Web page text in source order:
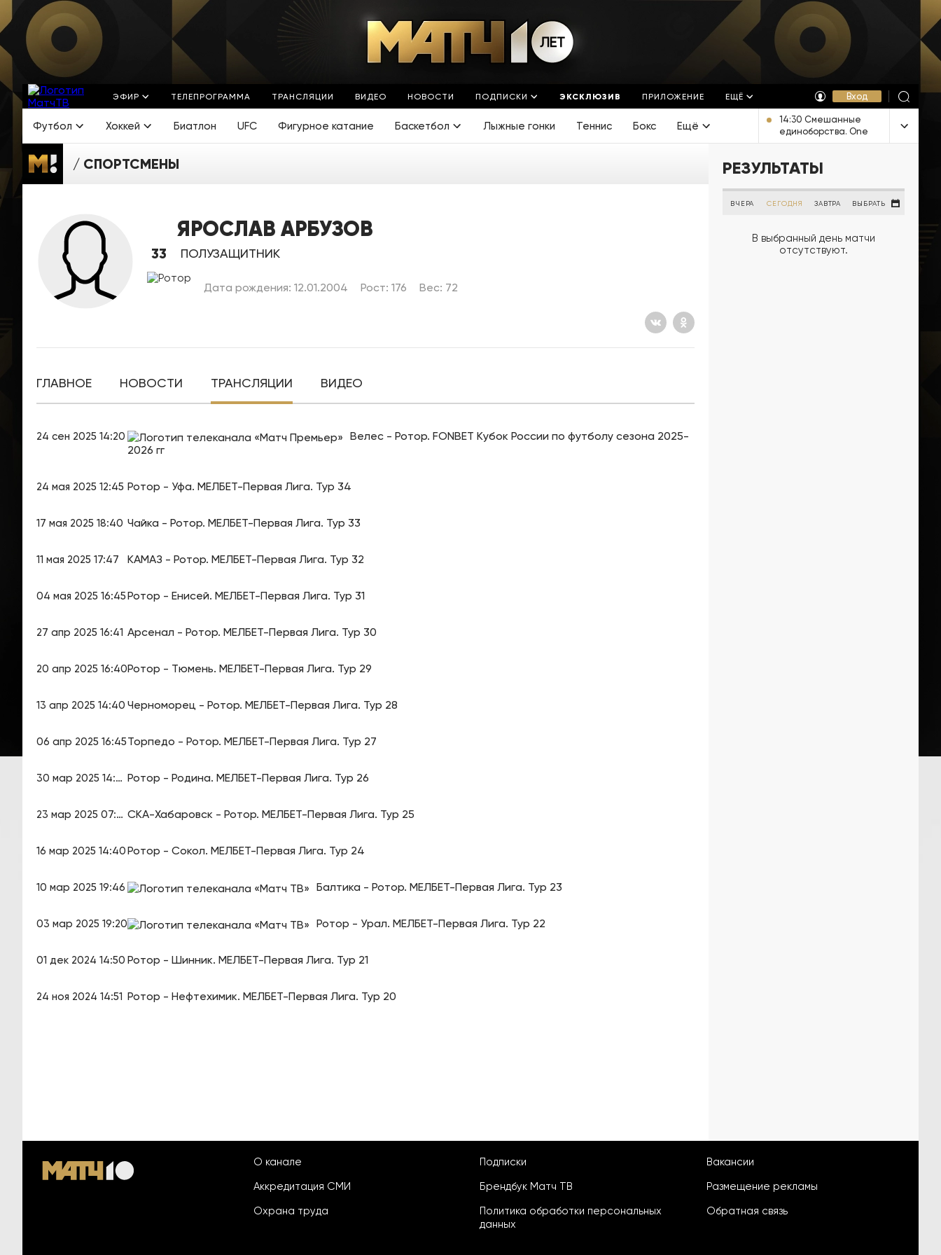
ЭФИР ТЕЛЕПРОГРАММА ТРАНСЛЯЦИИ ВИДЕО НОВОСТИ ПОДПИСКИ ЭКСКЛЮЗИВ ПРИЛОЖЕНИЕ ЕЩЁ Вход
Футбол Хоккей Биатлон UFC Фигурное катание Баскетбол Лыжные гонки Теннис Бокс Ещё
14:30 Смешанные
единоборства. One
FC. Прямая
Таиланда
СПОРТСМЕНЫ
ЯРОСЛАВ АРБУЗОВ
33 ПОЛУЗАЩИТНИК
Дата рождения: 12.01.2004 Рост: 176 Вес: 72
ГЛАВНОЕ НОВОСТИ ТРАНСЛЯЦИИ ВИДЕО
24 сен 2025 14:20
Велес - Ротор. FONBET Кубок России по футболу сезона 2025-
2026 гг
24 мая 2025 12:45 Ротор - Уфа. МЕЛБЕТ-Первая Лига. Тур 34
17 мая 2025 18:40 Чайка - Ротор. МЕЛБЕТ-Первая Лига. Тур 33
11 мая 2025 17:47 КАМАЗ - Ротор. МЕЛБЕТ-Первая Лига. Тур 32
04 мая 2025 16:45Ротор - Енисей. МЕЛБЕТ-Первая Лига. Тур 31
27 апр 2025 16:41 Арсенал - Ротор. МЕЛБЕТ-Первая Лига. Тур 30
20 апр 2025 16:40Ротор - Тюмень. МЕЛБЕТ-Первая Лига. Тур 29
13 апр 2025 14:40 Черноморец - Ротор. МЕЛБЕТ-Первая Лига. Тур 28
06 апр 2025 16:45Торпедо - Ротор. МЕЛБЕТ-Первая Лига. Тур 27
30 мар 2025 14:42 Ротор - Родина. МЕЛБЕТ-Первая Лига. Тур 26
23 мар 2025 07:40 СКА-Хабаровск - Ротор. МЕЛБЕТ-Первая Лига. Тур 25
16 мар 2025 14:40Ротор - Сокол. МЕЛБЕТ-Первая Лига. Тур 24
10 мар 2025 19:46 Балтика - Ротор. МЕЛБЕТ-Первая Лига. Тур 23
03 мар 2025 19:20 Ротор - Урал. МЕЛБЕТ-Первая Лига. Тур 22
01 дек 2024 14:50 Ротор - Шинник. МЕЛБЕТ-Первая Лига. Тур 21
24 ноя 2024 14:51 Ротор - Нефтехимик. МЕЛБЕТ-Первая Лига. Тур 20
РЕЗУЛЬТАТЫ
ВЧЕРА СЕГОДНЯ ЗАВТРА ВЫБРАТЬ
В выбранный день матчи
отсутствуют.
О канале
Аккредитация СМИ
Охрана труда
Подписки
Брендбук Матч ТВ
Политика обработки персональных
данных
Вакансии
Размещение рекламы
Обратная связь